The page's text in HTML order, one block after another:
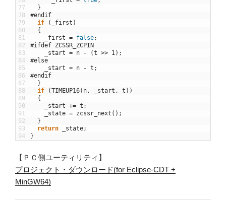
77
78
79
80
81
82
83
84
85
86
87
88
89
90
91
92
93
94
}
#endif
if
( _first )
{
_first = false;
#ifdef ZCSSR_ZCPIN
_start = n - (t >> 1 ) ;
#else
_start = n - t ;
#endif
}
if
(TIMEUP16( n , _start , t ) )
{
_start += t ;
_state = zcssr_next ( ) ;
}
return
_state;
}
【ＰＣ側ユーティリティ】
プロジェクト・ダウンロード(for Eclipse-CDT +
MinGW64)